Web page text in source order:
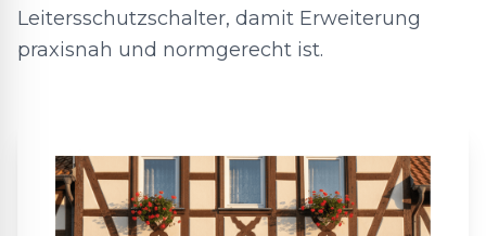
Leitersschutzschalter, damit Erweiterung
praxisnah und normgerecht ist.